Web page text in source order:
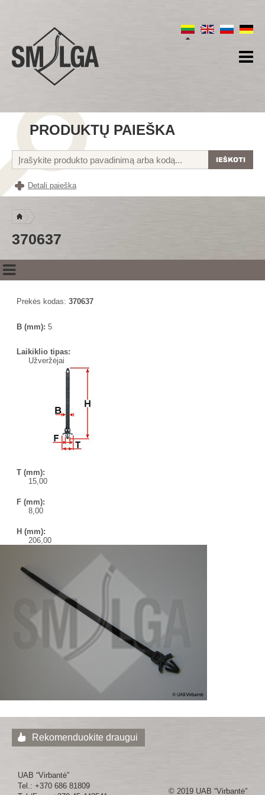
PRODUKTŲ PAIEŠKA
Detali paieška
370637
Prekės kodas: 370637
B (mm): 5
Laikiklio tipas:
Užveržėjai
T (mm):
15,00
F (mm):
8,00
H (mm):
206,00
Rekomenduokite draugui
UAB “Virbantė”
Tel.: +370 686 81809
© 2019 UAB “Virbantė”